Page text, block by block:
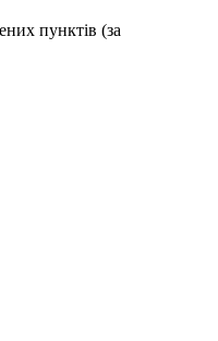
пунктів (за